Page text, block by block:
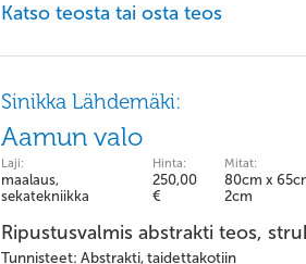
Katso teosta tai osta teos
Sinikka Lähdemäki:
Aamun valo
Laji:
maalaus,
sekatekniikka
Hinta:
250,00
€
Mitat:
80cm x
2cm
Ripustusvalmis abstrakti teos,
Tunnisteet: Abstrakti, taidettakotiin